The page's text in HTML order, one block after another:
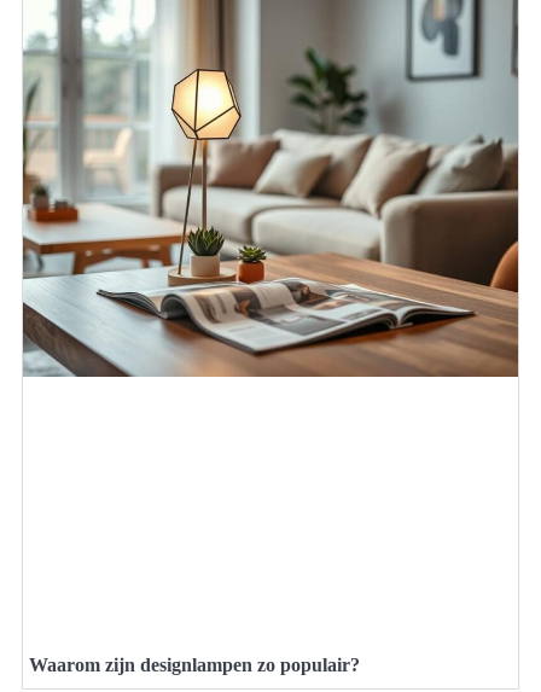
Waarom zijn designlampen zo populair?